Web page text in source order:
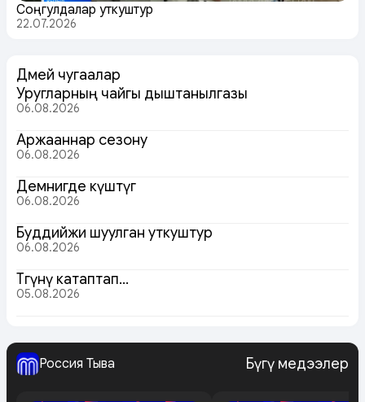
Соңгулдалар уткуштур
22.07.2026
Дөмей чугаалар
Уругларның чайгы дыштанылгазы
06.08.2026
Аржааннар сезону
06.08.2026
Демнигде күштүг
06.08.2026
Буддийжи шуулган уткуштур
06.08.2026
Төөгүнү катаптап…
05.08.2026
Россия Тыва Бүгү медээлер